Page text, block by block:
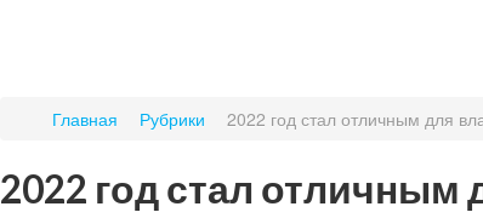
Главная Рубрики 2022 год стал отличным для
2022 год стал отличным